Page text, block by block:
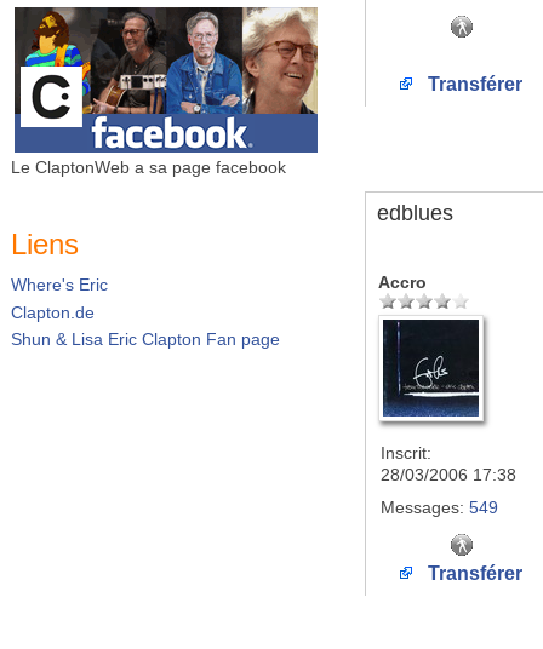
Le ClaptonWeb a sa page facebook
Liens
Where's Eric
Clapton.de
Shun & Lisa Eric Clapton Fan page
Transférer
edblues
Accro
Inscrit:
28/03/2006 17:38
Messages: 549
Transférer